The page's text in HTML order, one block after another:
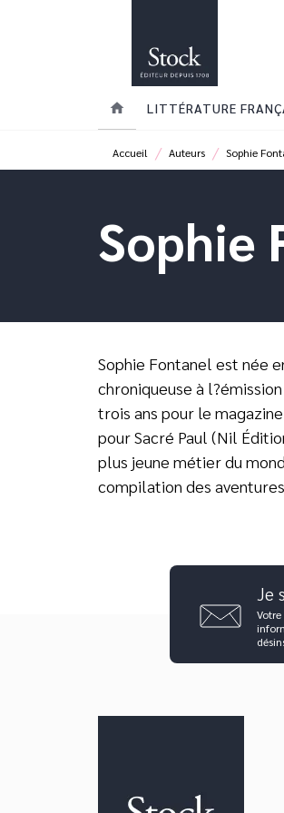
home LITTÉRATURE
Accueil / Auteurs / Sophie
Sophie
Sophie Fontanel est née
chroniqueuse à
trois ans pour le
pour Sacré Paul (Nil
plus jeune métier du
compilation des
Je